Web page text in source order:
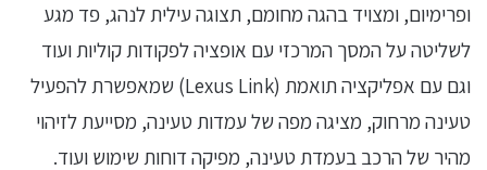
ופרימיום, ומצויד בהגה מחומם, תצוגה עילית לנהג, פד מגע
לשליטה על המסך המרכזי עם אופציה לפקודות קוליות ועוד
וגם עם אפליקציה תואמת (Lexus Link) שמאפשרת להפעיל
טעינה מרחוק, מציגה מפה של עמדות טעינה, מסייעת לזיהוי
מהיר של הרכב בעמדת טעינה, מפיקה דוחות שימוש ועוד.